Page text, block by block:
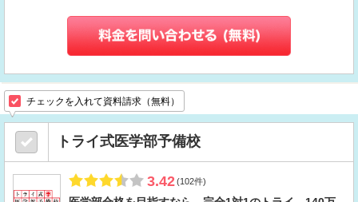
チェックを入れて資料請求（無料）
トライ式医学部予備校
3.42(102件)